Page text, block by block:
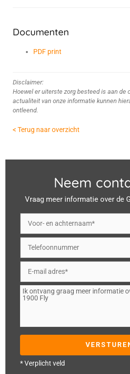
Documenten
PDF print
Disclaimer:
Hoewel er uiterste zorg besteed is aan de
actualiteit van onze informatie kunnen
ontleend.
< Terug naar overzicht
Neem
Vraag meer informatie over de
* Verplicht veld